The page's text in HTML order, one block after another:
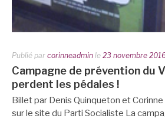
Publié par corinneadmin le 23 novembre
Campagne de prévention du
perdent les pédales !
Billet par Denis Quinqueton et
sur le site du Parti Socialiste La